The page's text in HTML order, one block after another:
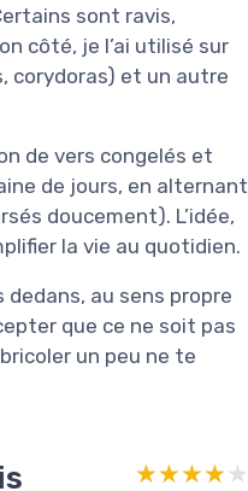
sont ravis,
côté, je l’ai utilisé sur
corydoras) et un autre
de vers congelés et
de jours, en alternant
doucement). L’idée,
la vie au quotidien.
au sens propre
que ce ne soit pas
un peu ne te
★★★★★
★★★★★